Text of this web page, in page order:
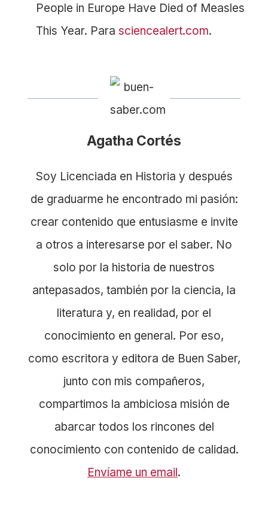
People in Europe Have Died of Measles
This Year. Parasciencealert.com.
Agatha Cortés
Soy Licenciada en Historia y después
de graduarme he encontrado mi pasión:
crear contenido que entusiasme e invite
a otros a interesarse por el saber. No
solo por la historia de nuestros
antepasados, también por la ciencia, la
literatura y, en realidad, por el
conocimiento en general. Por eso,
como escritora y editora de Buen Saber,
junto con mis compañeros,
compartimos la ambiciosa misión de
abarcar todos los rincones del
conocimiento con contenido de calidad.
Envíame un email.